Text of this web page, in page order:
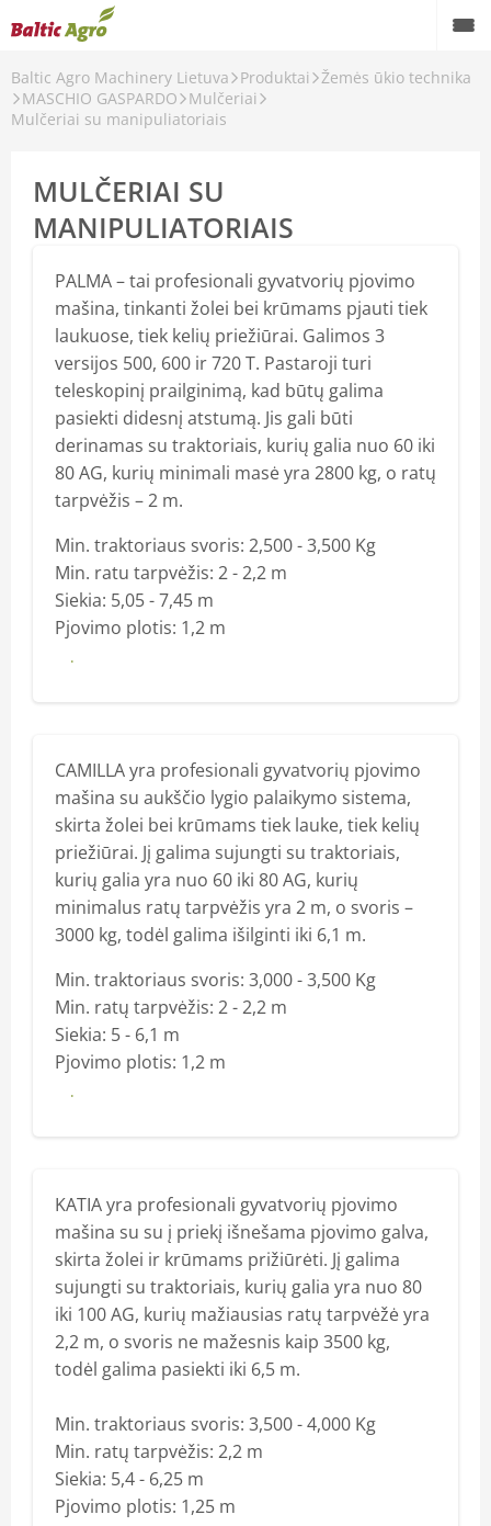
Baltic Agro Machinery Lietuva Produktai
Žemės ūkio technika
MASCHIO GASPARDO
Mulčeriai
Mulčeriai su manipuliatoriais
MULČERIAI SU
MANIPULIATORIAIS
PALMA – tai profesionali gyvatvorių pjovimo
mašina, tinkanti žolei bei krūmams pjauti tiek
laukuose, tiek kelių priežiūrai. Galimos 3
versijos 500, 600 ir 720 T. Pastaroji turi
teleskopinį prailginimą, kad būtų galima
pasiekti didesnį atstumą. Jis gali būti
derinamas su traktoriais, kurių galia nuo 60 iki
80 AG, kurių minimali masė yra 2800 kg, o ratų
tarpvėžis – 2 m.
Min. traktoriaus svoris: 2,500 - 3,500 Kg
Min. ratu tarpvėžis: 2 - 2,2 m
Siekia: 5,05 - 7,45 m
Pjovimo plotis: 1,2 m
Daugiau
CAMILLA yra profesionali gyvatvorių pjovimo
mašina su aukščio lygio palaikymo sistema,
skirta žolei bei krūmams tiek lauke, tiek kelių
priežiūrai. Jį galima sujungti su traktoriais,
kurių galia yra nuo 60 iki 80 AG, kurių
minimalus ratų tarpvėžis yra 2 m, o svoris –
3000 kg, todėl galima išilginti iki 6,1 m.
Min. traktoriaus svoris: 3,000 - 3,500 Kg
Min. ratų tarpvėžis: 2 - 2,2 m
Siekia: 5 - 6,1 m
Pjovimo plotis: 1,2 m
Daugiau
KATIA yra profesionali gyvatvorių pjovimo
mašina su su į priekį išnešama pjovimo galva,
skirta žolei ir krūmams prižiūrėti. Jį galima
sujungti su traktoriais, kurių galia yra nuo 80
iki 100 AG, kurių mažiausias ratų tarpvėžė yra
2,2 m, o svoris ne mažesnis kaip 3500 kg,
todėl galima pasiekti iki 6,5 m.
Min. traktoriaus svoris: 3,500 - 4,000 Kg
Min. ratų tarpvėžis: 2,2 m
Siekia: 5,4 - 6,25 m
Pjovimo plotis: 1,25 m